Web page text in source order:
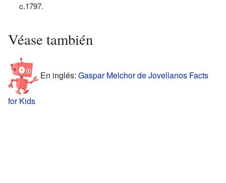
c.1797.
Véase también
En inglés: Gaspar Melchor de Jovellanos Facts
for Kids